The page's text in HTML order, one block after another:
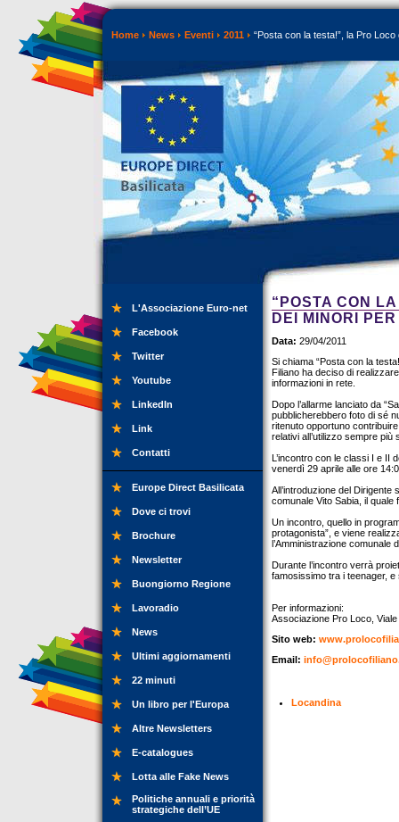
Home News Eventi 2011 “Posta con la testa!”, la Pro
L'Associazione Euro-net
Facebook
Twitter
Youtube
LinkedIn
Link
Contatti
Europe Direct Basilicata
Dove ci trovi
Brochure
Newsletter
Buongiorno Regione
Lavoradio
News
Ultimi aggiornamenti
22 minuti
Un libro per l'Europa
Altre Newsletters
E-catalogues
Lotta alle Fake News
Politiche annuali e priorità
strategiche dell’UE
“POSTA CON
DEI MINORI
Data: 29/04/2011
Si chiama “Posta con la
Filiano ha deciso di
informazioni in rete.
Dopo l’allarme lanciato da
pubblicherebbero foto di sé
ritenuto opportuno
relativi all’utilizzo sempre
L’incontro con le classi I e II
venerdì 29 aprile alle ore
All’introduzione del
comunale Vito Sabia, il
Un incontro, quello in
protagonista”, e viene
l’Amministrazione comunale
Durante l’incontro verrà
famosissimo tra i teenager, e
Per informazioni:
Associazione Pro Loco,
Sito web:
Email:
Locandina